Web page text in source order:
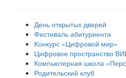
День открытых дверей
Фестиваль абитуриента
Конкурс «Цифровой мир»
Цифровое пространство
Компьютерная школа
Родительский клуб